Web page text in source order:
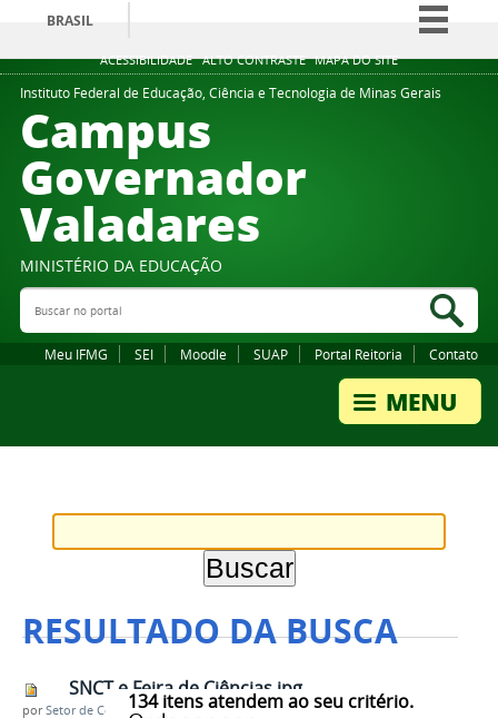
ACESSIBILIDADE ALTO CONTRASTE MAPA DO SITE
BRASIL
Simplifique!
Comunica BR
Instituto Federal de Educação, Ciência e Tecnologia de Minas Gerais
Campus
Governador
Valadares
MINISTÉRIO DA EDUCAÇÃO
Buscar no portal
Meu IFMG SEI Moodle SUAP Portal Reitoria Contato
RESULTADO DA BUSCA
134itens atendem ao seu critério.
SNCT e Feira de Ciências.jpg
porSetor de Comunicação